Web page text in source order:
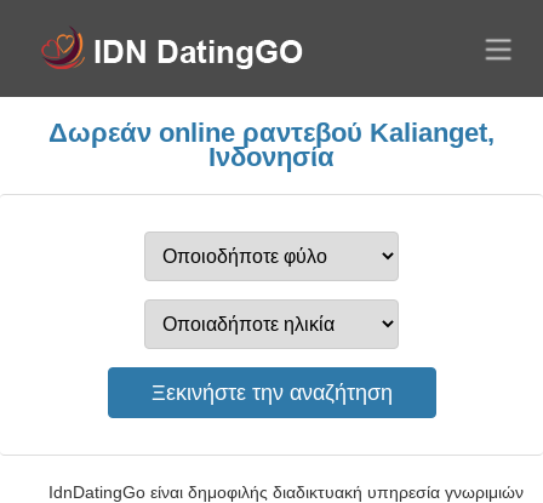
Δωρεάν online ραντεβού Kalianget,
Ινδονησία
IdnDatingGo είναι δημοφιλής διαδικτυακή υπηρεσία γνωριμιών